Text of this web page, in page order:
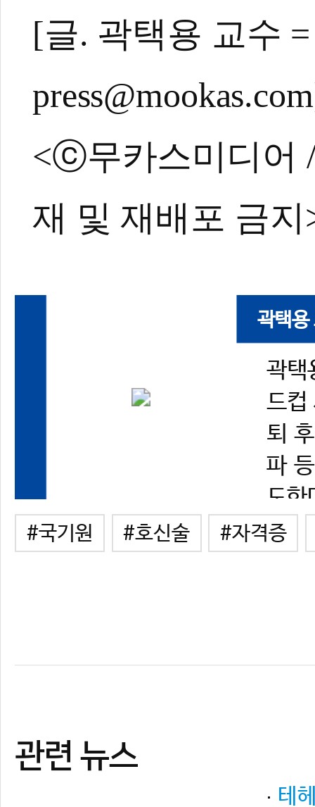
[글. 곽택용 교수
<ⓒ무카스미디어 /
재 및 재배포 금